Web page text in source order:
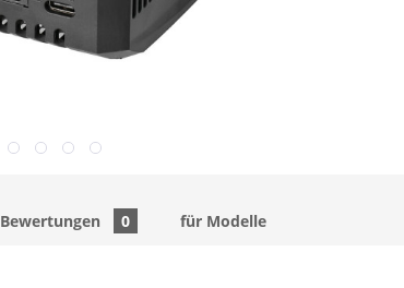
Bewertungen 0 für Modelle